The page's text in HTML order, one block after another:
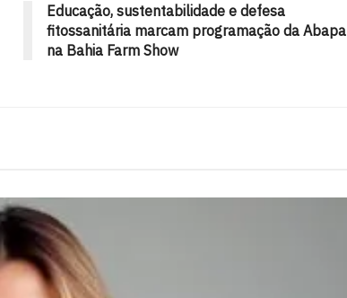
Educação, sustentabilidade e defesa
fitossanitária marcam programação da Abapa
na Bahia Farm Show